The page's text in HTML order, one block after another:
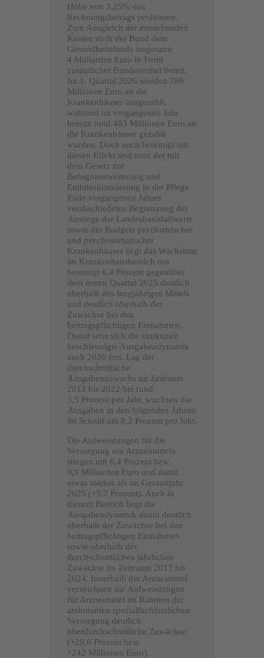
Höhe von 3,25% des
Rechnungsbetrags profitieren.
Zum Ausgleich der entstehenden
Kosten stellt der Bund dem
Gesundheitsfonds insgesamt
4 Milliarden Euro in Form
zusätzlicher Bundesmittel bereit.
Im 1. Quartal 2026 wurden 789
Millionen Euro an die
Krankenhäuser ausgezahlt,
während im vergangenen Jahr
bereits rund 483 Millionen Euro an
die Krankenhäuser gezahlt
wurden. Doch auch bereinigt um
diesen Effekt und trotz der mit
dem Gesetz zur
Befugniserweiterung und
Entbürokratisierung in der Pflege
Ende vergangenen Jahres
verabschiedeten Begrenzung der
Anstiege der Landesbasisfallwerte
sowie der Budgets psychiatrischer
und psychosomatischer
Krankenhäuser liegt das Wachstum
im Krankenhausbereich mit
bereinigt 6,4 Prozent gegenüber
dem ersten Quartal 2025 deutlich
oberhalb des langjährigen Mittels
und deutlich oberhalb der
Zuwächse bei den
beitragspflichtigen Einnahmen.
Damit setzt sich die strukturell
beschleunigte Ausgabendynamik
auch 2026 fort. Lag der
durchschnittliche
Ausgabenzuwachs im Zeitraum
2013 bis 2022 bei rund
3,5 Prozent pro Jahr, wuchsen die
Ausgaben in den folgenden Jahren
im Schnitt um 8,2 Prozent pro Jahr.
Die Aufwendungen für die
Versorgung mit Arzneimitteln
stiegen um 6,4 Prozent bzw.
0,9 Milliarden Euro und damit
etwas stärker als im Gesamtjahr
2025 (+5,7 Prozent). Auch in
diesem Bereich liegt die
Ausgabendynamik damit deutlich
oberhalb der Zuwächse bei den
beitragspflichtigen Einnahmen
sowie oberhalb der
durchschnittlichen jährlichen
Zuwächse im Zeitraum 2013 bis
2024. Innerhalb der Arzneimittel
verzeichnen die Aufwendungen
für Arzneimittel im Rahmen der
ambulanten spezialfachärztlichen
Versorgung deutlich
überdurchschnittliche Zuwächse
(+29,6 Prozent bzw.
+242 Millionen Euro).